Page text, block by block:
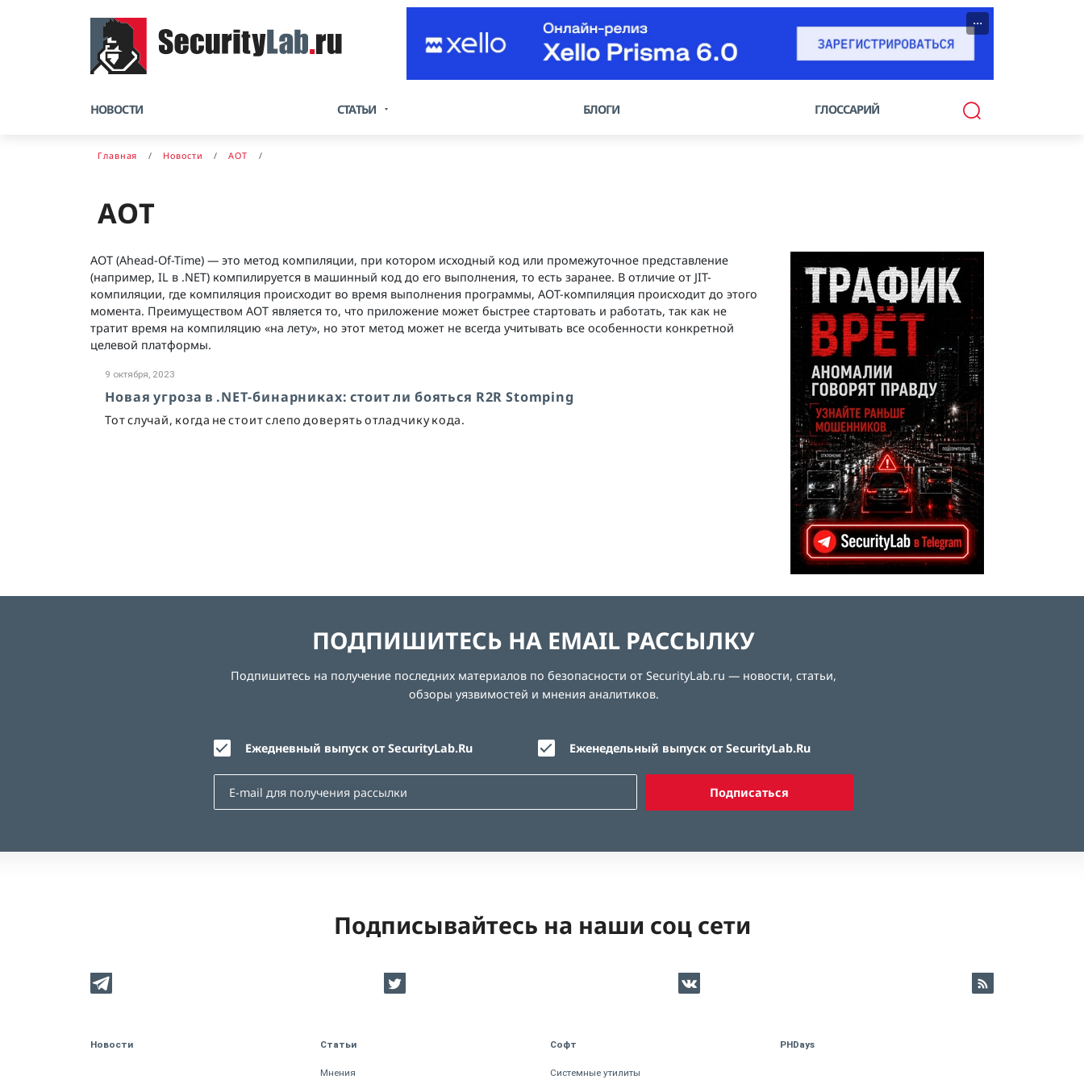
···
НОВОСТИ СТАТЬИ БЛОГИ ГЛОССАРИЙ
Главная Новости AOT
AOT
AOT (Ahead-Of-Time) — это метод компиляции, при котором исходный код или промежуточное представление
(например, IL в .NET) компилируется в машинный код до его выполнения, то есть заранее. В отличие от JIT-
компиляции, где компиляция происходит во время выполнения программы, AOT-компиляция происходит до этого
момента. Преимуществом AOT является то, что приложение может быстрее стартовать и работать, так как не
тратит время на компиляцию «на лету», но этот метод может не всегда учитывать все особенности конкретной
целевой платформы.
9 октября, 2023
Новая угроза в .NET-бинарниках: стоит ли бояться R2R Stomping
Тот случай, когда не стоит слепо доверять отладчику кода.
ПОДПИШИТЕСЬ НА EMAIL РАССЫЛКУ
Подпишитесь на получение последних материалов по безопасности от SecurityLab.ru — новости, статьи,
обзоры уязвимостей и мнения аналитиков.
Ежедневный выпуск от SecurityLab.Ru Еженедельный выпуск от SecurityLab.Ru
Подписаться
Подписывайтесь на наши соц сети
Новости Статьи
Мнения
Софт
Системные утилиты
PHDays